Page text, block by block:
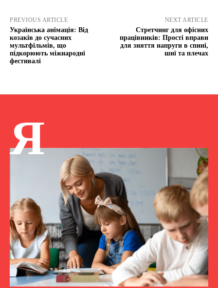
PREVIOUS ARTICLE
Українська анімація: Від
козаків до сучасних
мультфільмів, що
підкорюють міжнародні
фестивалі
NEXT ARTICLE
Стретчинг для офісних
працівників: Прості вправи
для зняття напруги в спині,
шиї та плечах
Я